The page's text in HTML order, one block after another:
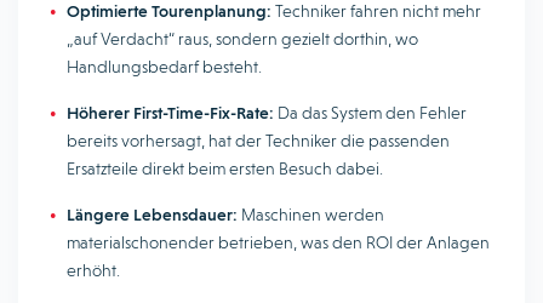
Optimierte Tourenplanung: Techniker fahren nicht mehr
„auf Verdacht“ raus, sondern gezielt dorthin, wo
Handlungsbedarf besteht.
Höherer First-Time-Fix-Rate: Da das System den Fehler
bereits vorhersagt, hat der Techniker die passenden
Ersatzteile direkt beim ersten Besuch dabei.
Längere Lebensdauer: Maschinen werden
materialschonender betrieben, was den ROI der Anlagen
erhöht.